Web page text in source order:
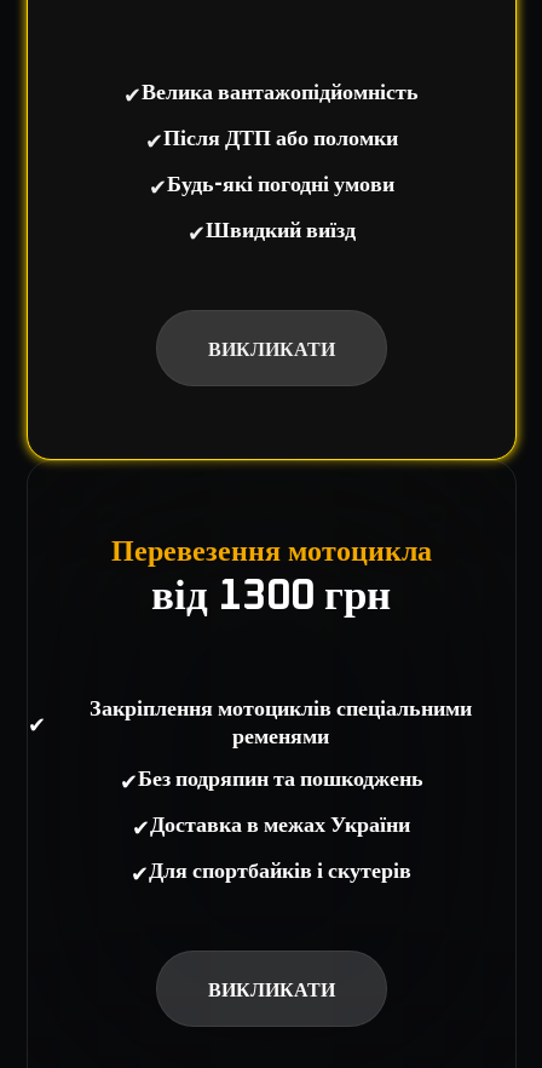
✔Велика вантажопідйомність
✔Після ДТП або поломки
✔Будь-які погодні умови
✔Швидкий виїзд
ВИКЛИКАТИ
Перевезення мотоцикла
від 1300 грн
✔
Закріплення мотоциклів спеціальними
ременями
✔Без подряпин та пошкоджень
✔Доставка в межах України
✔Для спортбайків і скутерів
ВИКЛИКАТИ